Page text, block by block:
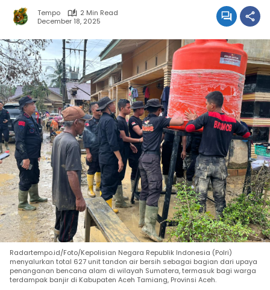
Tempo
2 Min Read
December 18, 2025
Radartempo.id/Foto/Kepolisian Negara Republik Indonesia (Polri)
menyalurkan total 627 unit tandon air bersih sebagai bagian dari upaya
penanganan bencana alam di wilayah Sumatera, termasuk bagi warga
terdampak banjir di Kabupaten Aceh Tamiang, Provinsi Aceh.